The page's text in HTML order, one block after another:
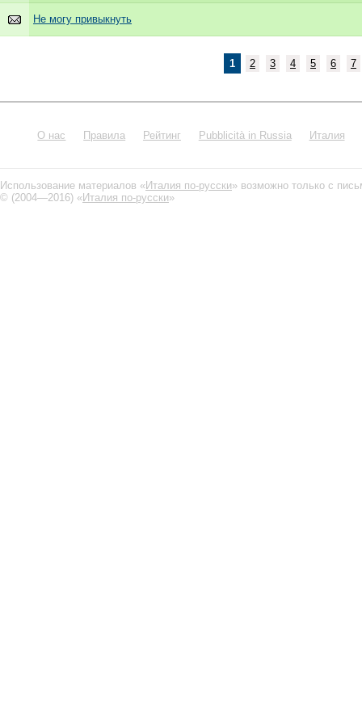
Не могу привыкнуть
1 2 3 4 5 6 7
О нас Правила Рейтинг Pubblicità in Russia Италия
Использование материалов «Италия по-русски» возможно только с
© (2004—2016) «Италия по-русски»